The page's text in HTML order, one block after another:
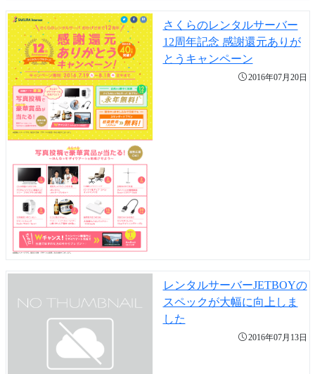
さくらのレンタルサーバー
12周年記念 感謝還元ありが
とうキャンペーン
2016年07月20日
レンタルサーバーJETBOYの
スペックが大幅に向上しま
した
2016年07月13日